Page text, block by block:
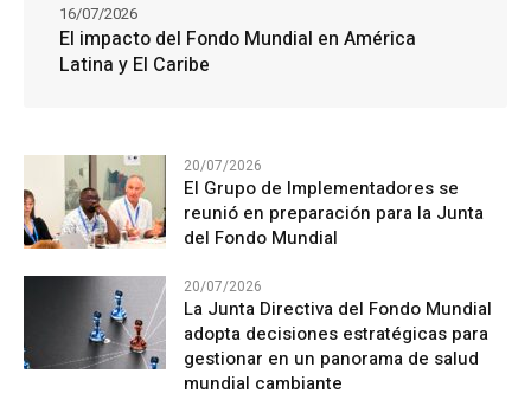
El impacto del Fondo Mundial en América
Latina y El Caribe
16/07/2026
20/07/2026
El Grupo de Implementadores se
reunió en preparación para la Junta
del Fondo Mundial
20/07/2026
La Junta Directiva del Fondo Mundial
adopta decisiones estratégicas para
gestionar en un panorama de salud
mundial cambiante